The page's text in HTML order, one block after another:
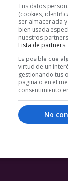
un
Tus datos
(cookies,
ser almacenada
bien usada
nuestros
Lista de partners.
Es posible que
virtud de un
gestionando tus
página o en el
consentimiento
No